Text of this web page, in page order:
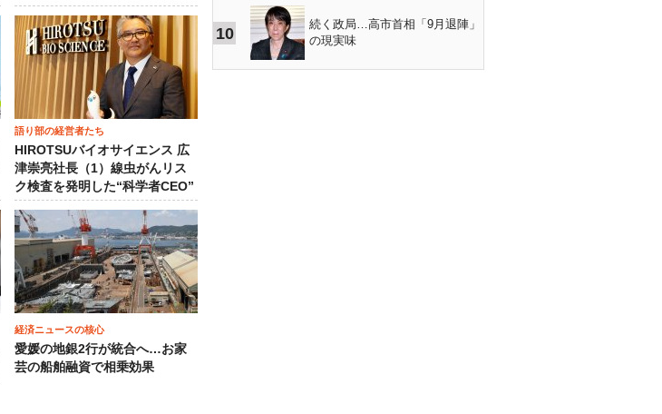
語り部の経営者たち
HIROTSUバイオサイエンス 広
津崇亮社長（1）線虫がんリス
ク検査を発明した“科学者CEO”
経済ニュースの核心
愛媛の地銀2行が統合へ…お家
芸の船舶融資で相乗効果
10
続く政局…高市首相「9月退陣」
の現実味